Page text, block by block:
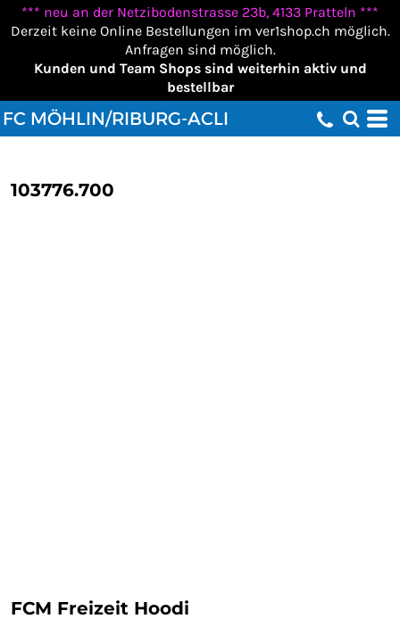
*** neu an der Netzibodenstrasse 23b, 4133 Pratteln ***
Derzeit keine Online Bestellungen im ver1shop.ch möglich.
Anfragen sind möglich.
Kunden und Team Shops sind weiterhin aktiv und
bestellbar
FC MÖHLIN/RIBURG-ACLI
103776.700
FCM Freizeit Hoodi